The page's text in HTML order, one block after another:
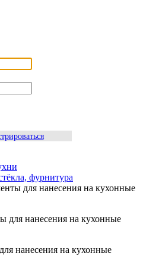
фурнитура
для нанесения на кухонные
нанесения на кухонные